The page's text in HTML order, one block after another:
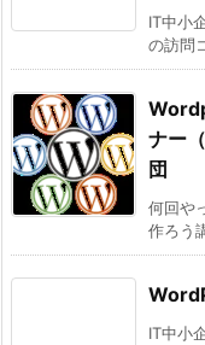
IT中小
の訪問
ナー
団
何回や
作ろう
IT中小